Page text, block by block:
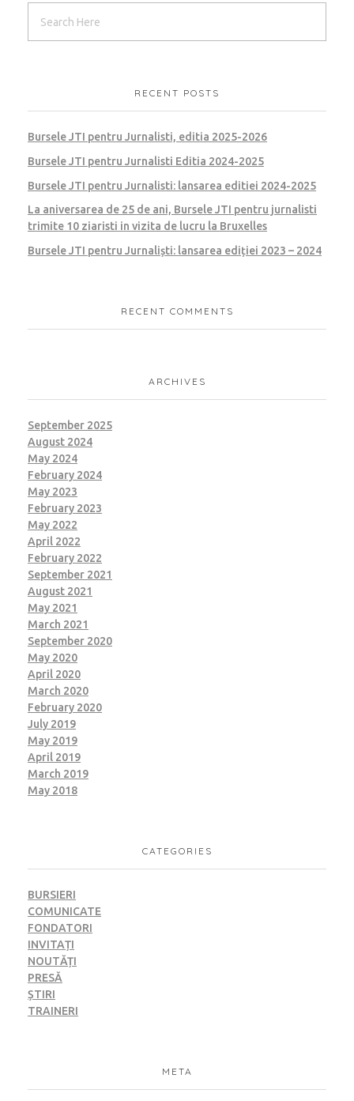
RECENT POSTS
Bursele JTI pentru Jurnalisti, editia 2025-2026
Bursele JTI pentru Jurnalisti Editia 2024-2025
Bursele JTI pentru Jurnalisti: lansarea editiei 2024-2025
La aniversarea de 25 de ani, Bursele JTI pentru jurnalisti
trimite 10 ziaristi in vizita de lucru la Bruxelles
Bursele JTI pentru Jurnaliști: lansarea ediției 2023 – 2024
RECENT COMMENTS
ARCHIVES
September 2025
August 2024
May 2024
February 2024
May 2023
February 2023
May 2022
April 2022
February 2022
September 2021
August 2021
May 2021
March 2021
September 2020
May 2020
April 2020
March 2020
February 2020
July 2019
May 2019
April 2019
March 2019
May 2018
CATEGORIES
BURSIERI
COMUNICATE
FONDATORI
INVITAȚI
NOUTĂȚI
PRESĂ
ȘTIRI
TRAINERI
META